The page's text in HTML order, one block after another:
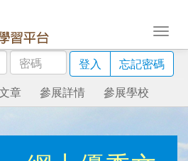
密
碼
登入
忘記密碼
章 參展詳情 參展學校